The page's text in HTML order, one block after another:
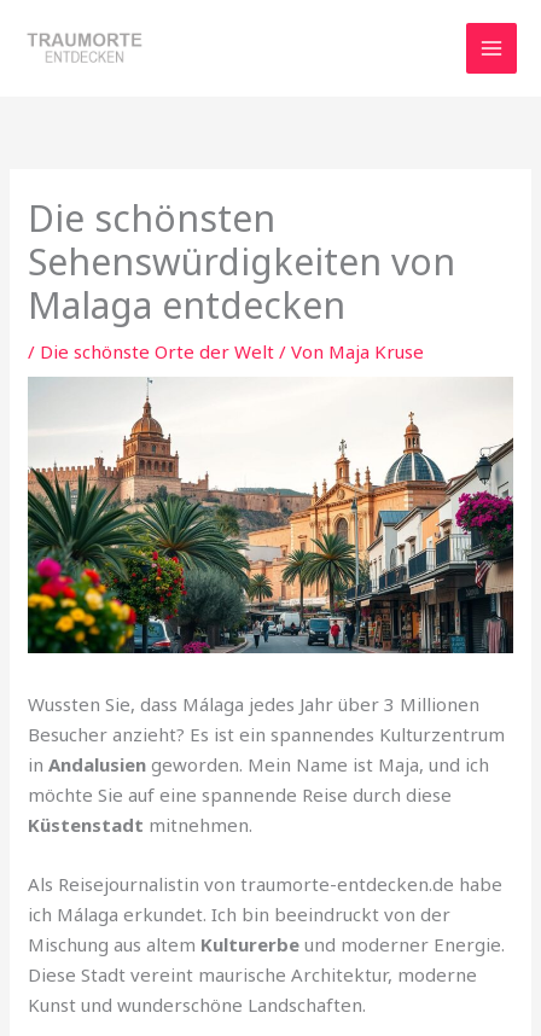
Inhalt
Die schönsten
Sehenswürdigkeiten von
Malaga entdecken
/ Die schönste Orte der Welt / Von Maja Kruse
Wussten Sie, dass Málaga jedes Jahr über 3 Millionen
Besucher anzieht? Es ist ein spannendes Kulturzentrum
inAndalusien geworden. Mein Name ist Maja, und ich
möchte Sie auf eine spannende Reise durch diese
Küstenstadt mitnehmen.
Als Reisejournalistin von traumorte-entdecken.de habe
ich Málaga erkundet. Ich bin beeindruckt von der
Mischung aus altem Kulturerbe und moderner Energie.
Diese Stadt vereint maurische Architektur, moderne
Kunst und wunderschöne Landschaften.